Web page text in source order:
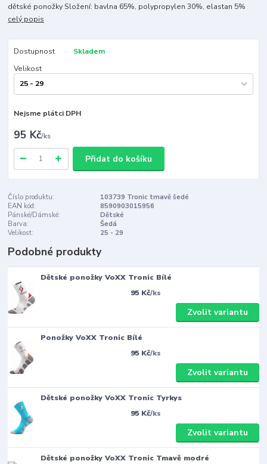
dětské ponožky Složení: bavlna 65%, polypropylen 30%, elastan 5%
celý popis
Dostupnost
Skladem
Velikost
Nejsme plátci DPH
95 Kč/ks
Přidat do košíku
Číslo produktu:
103739 Tronic tmavě šedé
EAN kód:
8590903015956
Pánské/Dámské:
Dětské
Barva:
Šedá
Velikost:
25 - 29
Podobné produkty
Dětské ponožky VoXX Tronic Bílé
95 Kč/ks
Zvolit variantu
Ponožky VoXX Tronic Bílé
95 Kč/ks
Zvolit variantu
Dětské ponožky VoXX Tronic Tyrkys
95 Kč/ks
Zvolit variantu
Dětské ponožky VoXX Tronic Tmavě modré